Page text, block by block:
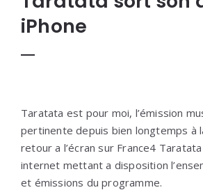
iPhone
Taratata est pour moi, l’émission
pertinente depuis bien longtemps à
retour a l’écran sur France4
internet mettant a disposition
et émissions du programme.